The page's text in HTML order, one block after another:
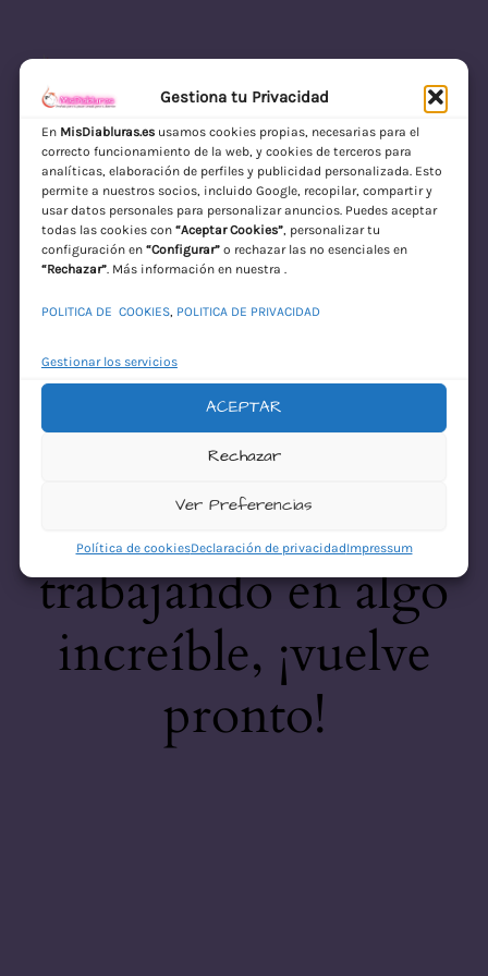
Gestiona tu Privacidad
En MisDiabluras.esusamos cookies propias, necesarias para el
correcto funcionamiento de la web, y cookies de terceros para
analíticas, elaboración de perfiles y publicidad personalizada. Esto
permite a nuestros socios, incluido Google, recopilar, compartir y
usar datos personales para personalizar anuncios. Puedes aceptar
todas las cookies con “Aceptar Cookies”, personalizar tu
configuración en “Configurar”o rechazar las no esenciales en
“Rechazar”. Más información en nuestra .
POLITICA DE COOKIES, POLITICA DE PRIVACIDAD
Gestionar los servicios
ACEPTAR
Rechazar
Ver Preferencias
Política de cookiesDeclaración de privacidadImpressum
MisDiabluras | Sexshop Online con Envío
Discreto en España
Acceder
¡Disculpa este
desastre! Estamos
trabajando en algo
increíble, ¡vuelve
pronto!